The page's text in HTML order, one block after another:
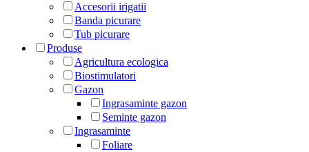
Accesorii irigatii
Banda picurare
Tub picurare
Produse
Agricultura ecologica
Biostimulatori
Gazon
Ingrasaminte gazon
Seminte gazon
Ingrasaminte
Foliare